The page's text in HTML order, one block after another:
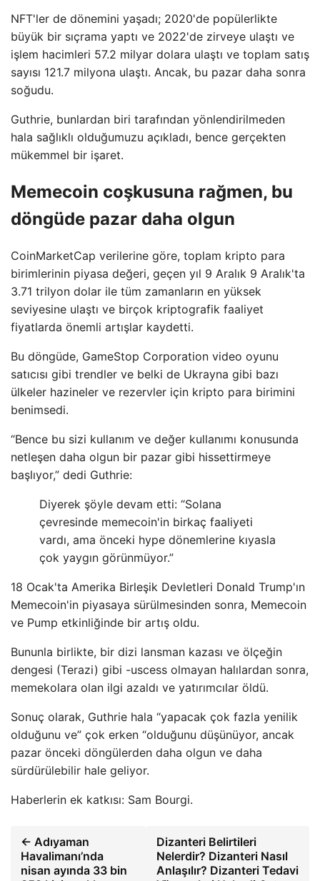
NFT'ler de dönemini yaşadı; 2020'de popülerlikte
büyük bir sıçrama yaptı ve 2022'de zirveye ulaştı ve
işlem hacimleri 57.2 milyar dolara ulaştı ve toplam satış
sayısı 121.7 milyona ulaştı. Ancak, bu pazar daha sonra
soğudu.
Guthrie, bunlardan biri tarafından yönlendirilmeden
hala sağlıklı olduğumuzu açıkladı, bence gerçekten
mükemmel bir işaret.
Memecoin coşkusuna rağmen, bu
döngüde pazar daha olgun
CoinMarketCap verilerine göre, toplam kripto para
birimlerinin piyasa değeri, geçen yıl 9 Aralık 9 Aralık'ta
3.71 trilyon dolar ile tüm zamanların en yüksek
seviyesine ulaştı ve birçok kriptografik faaliyet
fiyatlarda önemli artışlar kaydetti.
Bu döngüde, GameStop Corporation video oyunu
satıcısı gibi trendler ve belki de Ukrayna gibi bazı
ülkeler hazineler ve rezervler için kripto para birimini
benimsedi.
“Bence bu sizi kullanım ve değer kullanımı konusunda
netleşen daha olgun bir pazar gibi hissettirmeye
başlıyor,” dedi Guthrie:
Diyerek şöyle devam etti: “Solana
çevresinde memecoin'in birkaç faaliyeti
vardı, ama önceki hype dönemlerine kıyasla
çok yaygın görünmüyor.”
18 Ocak'ta Amerika Birleşik Devletleri Donald Trump'ın
Memecoin'in piyasaya sürülmesinden sonra, Memecoin
ve Pump etkinliğinde bir artış oldu.
Bununla birlikte, bir dizi lansman kazası ve ölçeğin
dengesi (Terazi) gibi -uscess olmayan halılardan sonra,
memekolara olan ilgi azaldı ve yatırımcılar öldü.
Sonuç olarak, Guthrie hala “yapacak çok fazla yenilik
olduğunu ve” çok erken “olduğunu düşünüyor, ancak
pazar önceki döngülerden daha olgun ve daha
sürdürülebilir hale geliyor.
Haberlerin ek katkısı: Sam Bourgi.
← Adıyaman
Havalimanı’nda
nisan ayında 33 bin
Dizanteri Belirtileri
Nelerdir? Dizanteri Nasıl
Anlaşılır? Dizanteri Tedavi